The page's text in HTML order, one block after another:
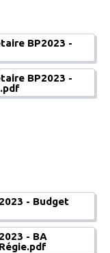
BP2023 -
BP2023 -
- Budget
- BA